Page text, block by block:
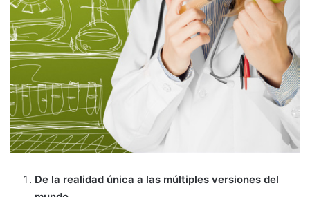
De la realidad única a las múltiples versiones del